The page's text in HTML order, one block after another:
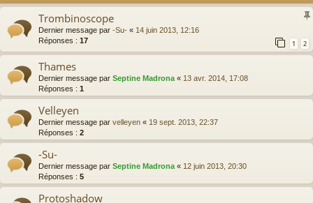
h
r
Trombinoscope
Dernier message par -Su- « 14 juin 2013, 12:16
Réponses : 17 1 2
Thames
Dernier message par Septine Madrona « 13 avr. 2014, 17:08
Réponses : 1
Velleyen
Dernier message par velleyen « 19 sept. 2013, 22:37
Réponses : 2
-Su-
Dernier message par Septine Madrona « 12 juin 2013, 20:30
Réponses : 5
Protoshadow